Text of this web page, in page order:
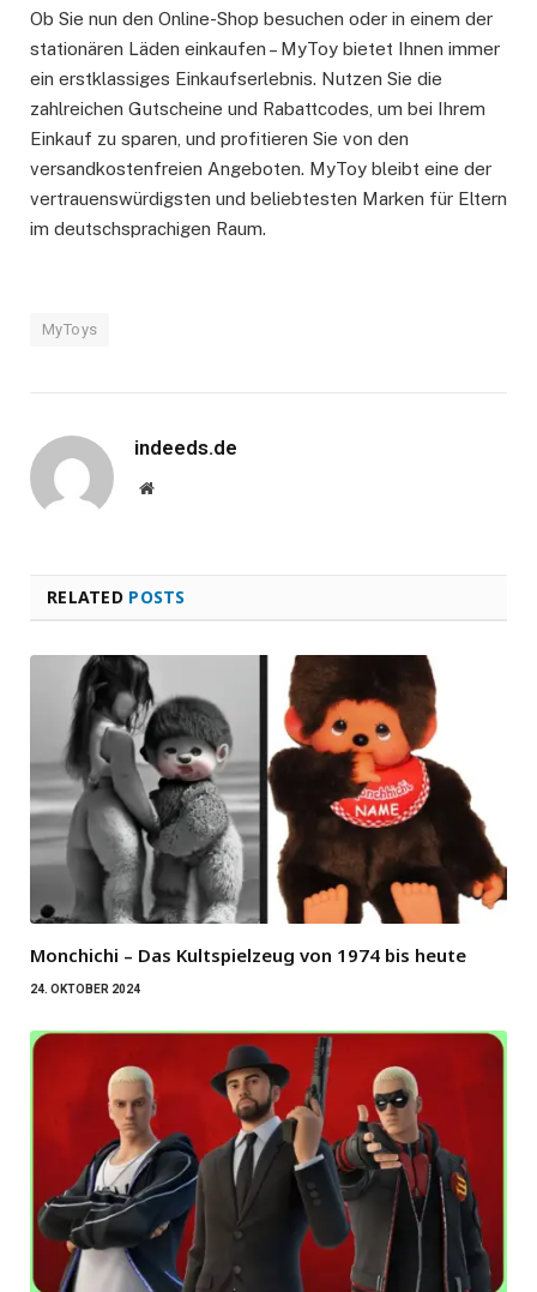
Ob Sie nun den Online-Shop besuchen oder in einem der
stationären Läden einkaufen – MyToy bietet Ihnen immer
ein erstklassiges Einkaufserlebnis. Nutzen Sie die
zahlreichen Gutscheine und Rabattcodes, um bei Ihrem
Einkauf zu sparen, und profitieren Sie von den
versandkostenfreien Angeboten. MyToy bleibt eine der
vertrauenswürdigsten und beliebtesten Marken für Eltern
im deutschsprachigen Raum.
MyToys
indeeds.de
Website
RELATED POSTS
Monchichi – Das Kultspielzeug von 1974 bis heute
24. OKTOBER 2024